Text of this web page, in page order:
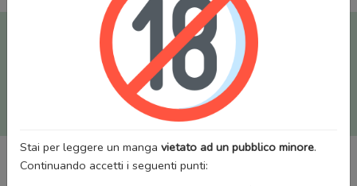
Tutti i Doujinshi e Manga per adulti (+18) sono stati trasferiti
sul nostro nuovo sito (
mangaworldadult.net
); invece, per i
Manga classici, puoi utilizzare
MangaWorld
Potrai effettuare illogincon il tuo account di MangaWorld
tutti i dati sono condivisi tra i due siti,
perderai alcun dato, inclusi bookmarks e premium
Stai per leggere un manga vietato ad un pubblico minore.
Continuando accetti i seguenti punti: